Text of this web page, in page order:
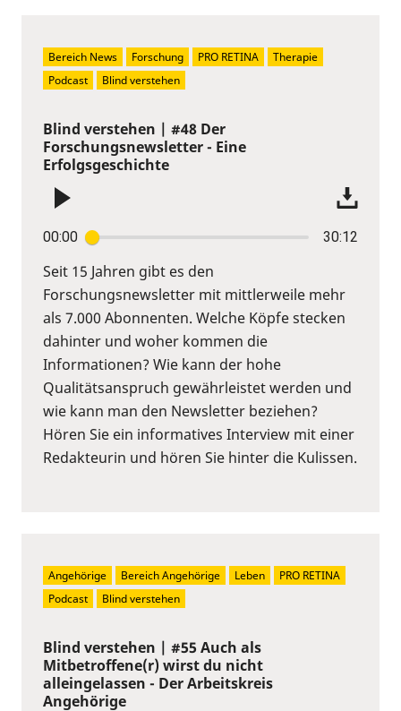
Blind verstehen | #48 Der
Forschungsnewsletter - Eine
Erfolgsgeschichte
00:00 30:12
Seit 15 Jahren gibt es den
Forschungsnewsletter mit mittlerweile mehr
als 7.000 Abonnenten. Welche Köpfe stecken
dahinter und woher kommen die
Informationen? Wie kann der hohe
Qualitätsanspruch gewährleistet werden und
wie kann man den Newsletter beziehen?
Hören Sie ein informatives Interview mit einer
Redakteurin und hören Sie hinter die Kulissen.
Bereich News Forschung PRO RETINA
Therapie
Podcast
Blind verstehen
Blind verstehen | #55 Auch als
Mitbetroffene(r) wirst du nicht
alleingelassen - Der Arbeitskreis
Angehörige
Angehörige Bereich Angehörige Leben
PRO RETINA
Podcast
Blind verstehen